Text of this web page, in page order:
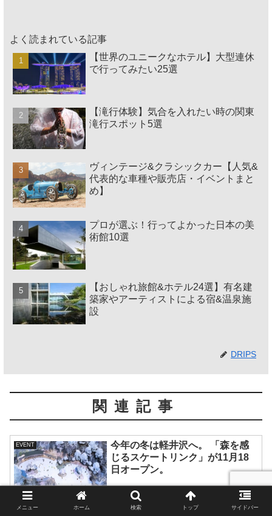
よく読まれている記事
【世界のユニークなホテル】大型連休
で行ってみたい25選
【滝行体験】気合を入れたい時の関東
滝行スポット5選
ヴィンテージ&クラシックカー【人気&
代表的な車種や販売店・イベントまと
め】
プロが選ぶ！行ってよかった日本の美
術館10選
【おしゃれ旅館&ホテル24選】有名建
築家やアーティストによる宿&温泉施
設
DRIPS
関連記事
EVENT
今年の冬は軽井沢へ。 「森を感
じるスケートリンク」が11月18
日オープン。
メニュー ホーム 検索 トップ サイドバー